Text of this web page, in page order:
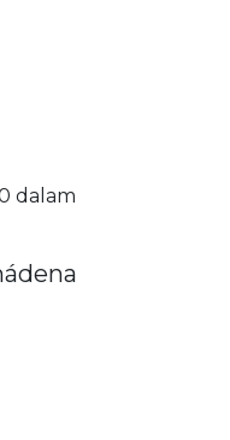
dalam